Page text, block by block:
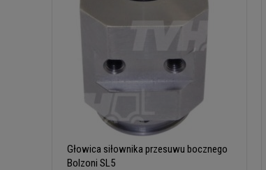
Głowica siłownika przesuwu bocznego
Bolzoni SL5